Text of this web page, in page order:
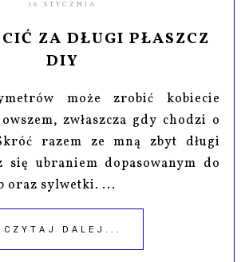
16 STYCZNIA
ZA DŁUGI PŁASZCZ
DIY
może zrobić kobiecie
zwłaszcza gdy chodzi o
razem ze mną zbyt długi
się ubraniem dopasowanym do
oraz sylwetki. ...
CZYTAJ DALEJ...